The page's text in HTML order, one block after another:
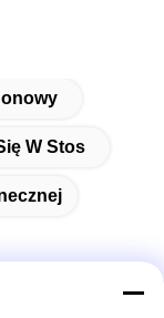
W Stos